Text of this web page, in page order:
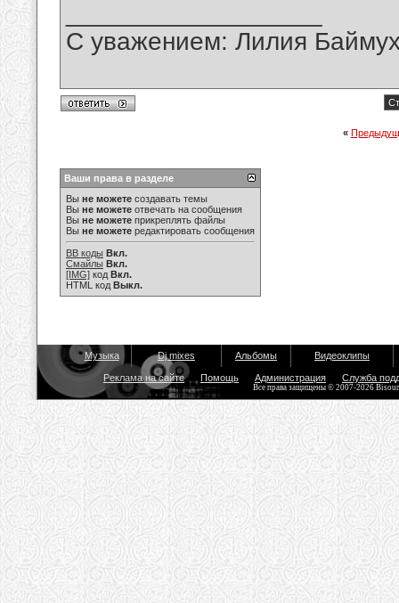
С уважением: Лилия
«
Ваши права в разделе
Вы не можете создавать темы
Вы не можете отвечать на сообщения
Вы не можете прикреплять файлы
Вы не можете редактировать сообщения
BB коды Вкл.
Смайлы Вкл.
[IMG] код Вкл.
HTML код Выкл.
Музыка Dj mixes Альбомы Видеоклипы
Реклама на сайте Помощь Администрация Служба
Все права защищены © 2007-2026